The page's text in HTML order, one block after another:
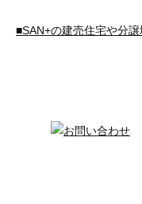
■SAN+の建売住宅や分譲